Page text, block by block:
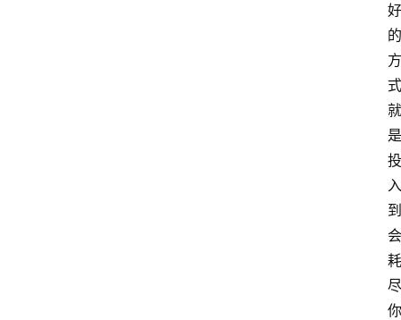
好
的
方
式
就
是
投
入
到
会
耗
尽
你